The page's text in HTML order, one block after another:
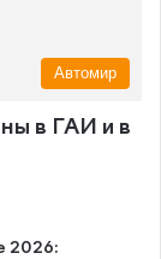
Автомир
в ГАИ и в
2026: